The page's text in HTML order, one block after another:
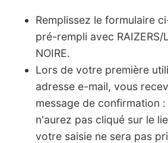
Remplissez le formulaire
pré-rempli avec RAIZERS/
NOIRE.
Lors de votre première
adresse e-mail, vous
message de confirmation
n'aurez pas cliqué sur le
votre saisie ne sera pas